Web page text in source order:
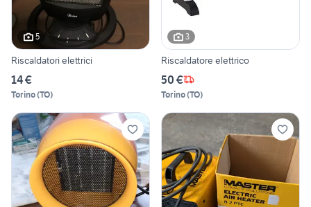
5
Riscaldatori elettrici
14 €
Torino(TO)
3
Riscaldatore elettrico
50 €
Torino(TO)